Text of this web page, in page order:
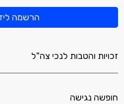
הרשמה
זכויות והטבות לנכי צה"ל
חופשה נגישה